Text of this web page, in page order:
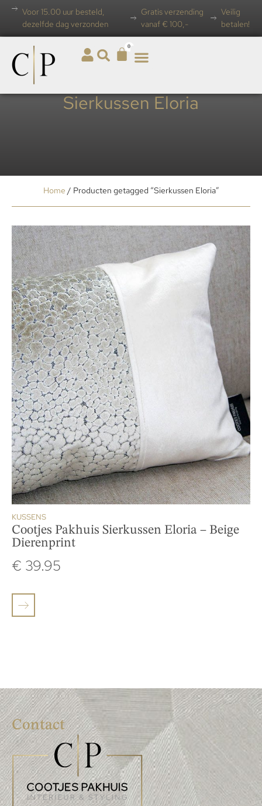
Voor 15.00 uur besteld,
dezelfde dag verzonden
Gratis verzending
vanaf € 100,-
Veilig
betalen!
0
Sierkussen Eloria
Home / Producten getagged “Sierkussen Eloria”
KUSSENS
Cootjes Pakhuis Sierkussen Eloria – Beige
Dierenprint
€ 39.95
Contact